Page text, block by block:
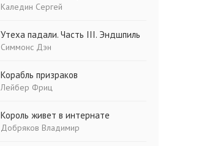
Каледин Сергей
Утеха падали. Часть III. Эндшпиль
Симмонс Дэн
Корабль призраков
Лейбер Фриц
Король живет в интернате
Добряков Владимир